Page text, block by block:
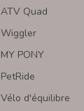
ATV Quad
Wiggler
MY PONY
PetRide
Vélo d'équilibre